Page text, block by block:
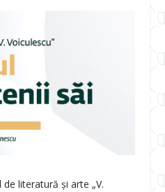
literatură și arte „V.